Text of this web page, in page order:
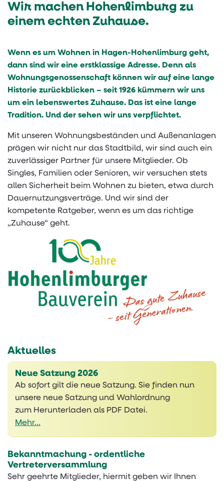
Wir machen Hohenlimburg zu
einem echten Zuhause.
Wenn es um Wohnen in Hagen-Hohenlimburg geht,
dann sind wir eine erstklassige Adresse. Denn als
Wohnungsgenossenschaft können wir auf eine lange
Historie zurückblicken – seit 1926 kümmern wir uns
um ein lebenswertes Zuhause. Das ist eine lange
Tradition. Und der sehen wir uns verpflichtet.
Mit unseren Wohnungsbeständen und Außenanlagen
prägen wir nicht nur das Stadtbild, wir sind auch ein
zuverlässiger Partner für unsere Mitglieder. Ob
Singles, Familien oder Senioren, wir versuchen stets
allen Sicherheit beim Wohnen zu bieten, etwa durch
Dauernutzungsverträge. Und wir sind der
kompetente Ratgeber, wenn es um das richtige
„Zuhause“ geht.
Aktuelles
Neue Satzung 2026
Ab sofort gilt die neue Satzung. Sie finden nun
unsere neue Satzung und Wahlordnung
zum Herunterladen als PDF Datei.
Mehr...
Bekanntmachung - ordentliche
Vertreterversammlung
Sehr geehrte Mitglieder, hiermit geben wir Ihnen
Archiv
Fotogalerie
WEG-Verwaltung
Hilfen im Alltag
Gegenseitige Hilfe und Engagement
Kooperation mit Pflegediensten
Wohnen mit Mehrwert
Downloads
Mietschulden vorbeugen
Unsere Gewerbemieter
ÜBER UNS
Unternehmensleitbild
Geschichte
Satzung
Jobs
Ihre Ansprechpartner
E-Mail Formular